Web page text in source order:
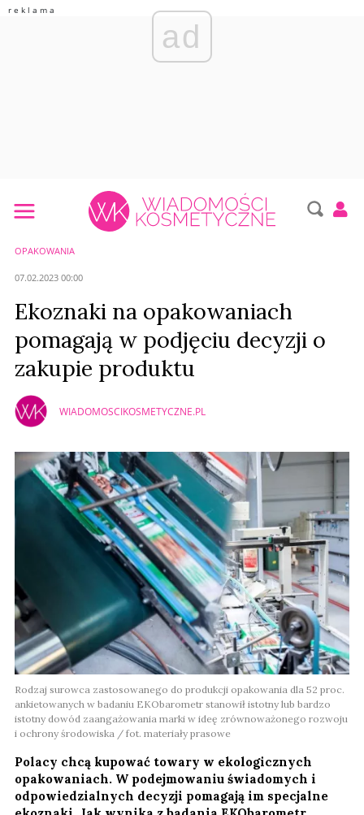
ad
OPAKOWANIA
07.02.2023 00:00
Ekoznaki na opakowaniach
pomagają w podjęciu decyzji o
zakupie produktu
WIADOMOSCIKOSMETYCZNE.PL
Rodzaj surowca zastosowanego do produkcji opakowania dla 52 proc.
ankietowanych w badaniu EKObarometr stanowił istotny lub bardzo
istotny dowód zaangażowania marki w ideę zrównoważonego rozwoju
i ochrony środowiska / fot. materiały prasowe
Polacy chcą kupować towary w ekologicznych
opakowaniach. W podejmowaniu świadomych i
odpowiedzialnych decyzji pomagają im specjalne